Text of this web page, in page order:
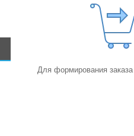
Для формирования